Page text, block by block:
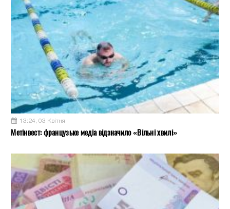
13:24, 03 Квітня
Метінвест: французьке медіа відзначило «Вільні хвилі»